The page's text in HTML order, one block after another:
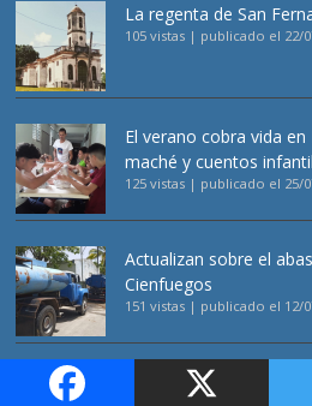
La regenta de San
105 vistas | publicado el 22/
El verano cobra vida
maché y cuentos
125 vistas | publicado el 25/
Actualizan sobre el
Cienfuegos
151 vistas | publicado el 12/
El desencanto de la